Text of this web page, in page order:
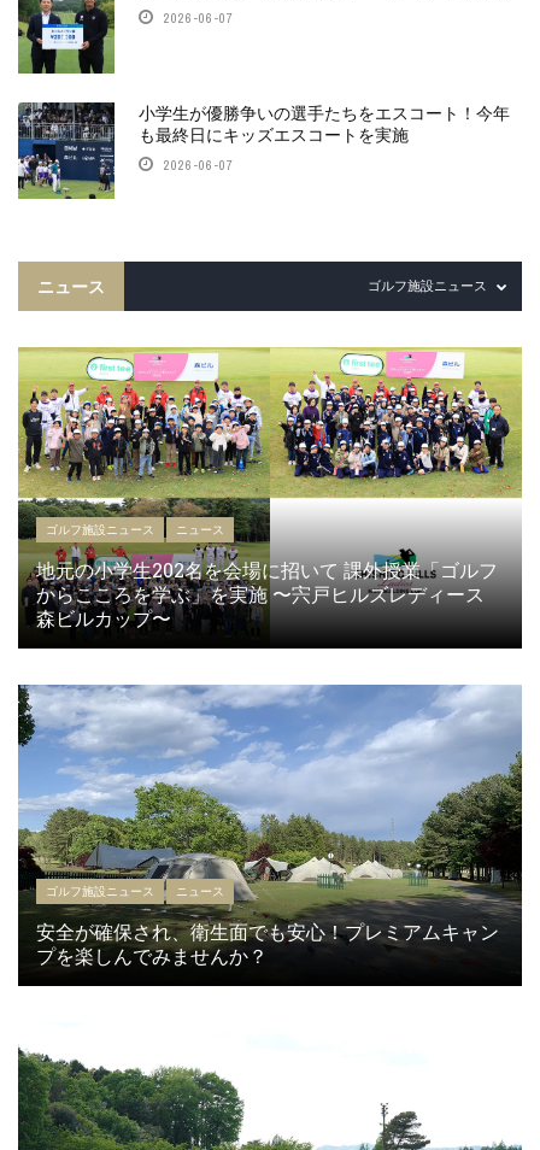
2026-06-07
小学生が優勝争いの選手たちをエスコート！今年
も最終日にキッズエスコートを実施
2026-06-07
ニュース ゴルフ施設ニュース
ゴルフ施設ニュース ニュース
地元の小学生202名を会場に招いて 課外授業「ゴルフ
からこころを学ぶ」を実施 〜宍戸ヒルズレディース
森ビルカップ〜
ゴルフ施設ニュース ニュース
安全が確保され、衛生面でも安心！プレミアムキャン
プを楽しんでみませんか？